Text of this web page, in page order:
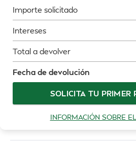
Importe solicitado
Intereses
Total a devolver
Fecha de devolución
SOLICITA TU PRIMER
INFORMACIÓN SOBRE